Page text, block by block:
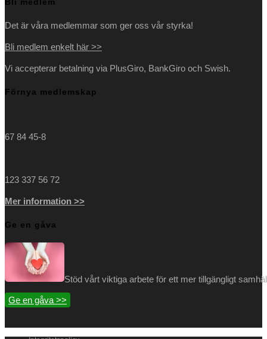
Det är våra medlemmar som ger oss vår styrka!
Bli medlem enkelt här >>
Vi accepterar betalning via PlusGiro, BankGiro och Swish.
Förnya medlemskap
67 84 45-8
123 337 56 72
Mer information >>
Ge en gåva
Stöd vårt viktiga arbete för ett mer tillgängligt
Ge en gåva >>